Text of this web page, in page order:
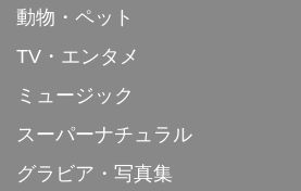
動物・ペット
TV・エンタメ
ミュージック
スーパーナチュラル
グラビア・写真集